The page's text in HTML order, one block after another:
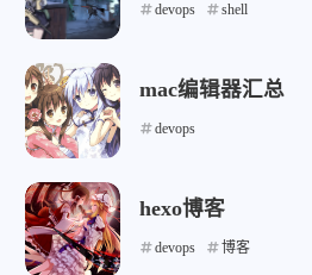
devops shell
mac编辑器汇总
devops
hexo博客
devops 博客